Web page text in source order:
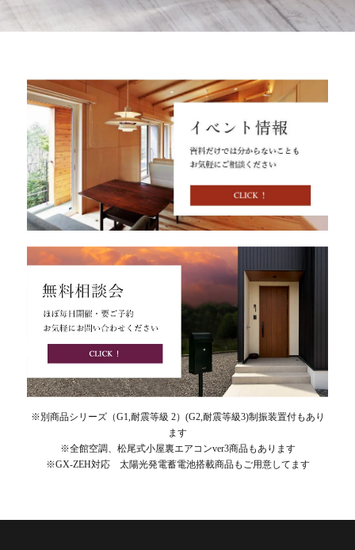
※別商品シリーズ（G1,耐震等級 2）(G2,耐震等級3)制振装置付もあり
ます
※全館空調、松尾式小屋裏エアコンver3商品もあります
※GX-ZEH対応 太陽光発電蓄電池搭載商品もご用意してます